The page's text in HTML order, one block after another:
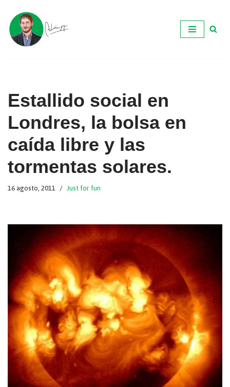
Ir
al
Estallido social en
Londres, la bolsa en
caída libre y las
tormentas solares.
16 agosto, 2011 Just for fun